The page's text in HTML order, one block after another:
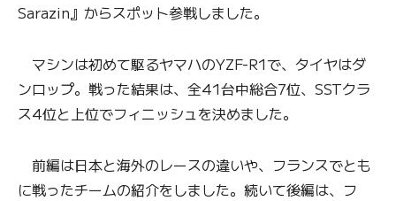
Sarazin』からスポット参戦しました。
マシンは初めて駆るヤマハのYZF-R1で、タイヤはダ
ンロップ。戦った結果は、全41台中総合7位、SSTクラ
ス4位と上位でフィニッシュを決めました。
前編は日本と海外のレースの違いや、フランスでとも
に戦ったチームの紹介をしました。続いて後編は、フ